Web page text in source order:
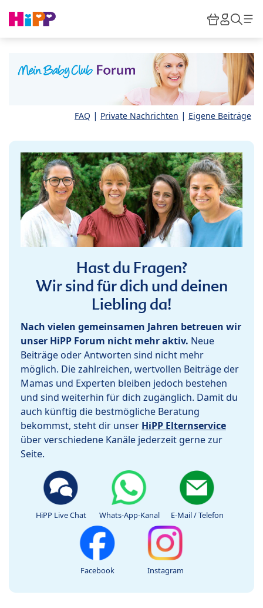
HiPP
FAQ | Private Nachrichten | Eigene Beiträge
Hast du Fragen?
Wir sind für dich und deinen
Liebling da!
Nach vielen gemeinsamen Jahren betreuen wir
unser HiPP Forum nicht mehr aktiv. Neue
Beiträge oder Antworten sind nicht mehr
möglich. Die zahlreichen, wertvollen Beiträge der
Mamas und Experten bleiben jedoch bestehen
und sind weiterhin für dich zugänglich. Damit du
auch künftig die bestmögliche Beratung
bekommst, steht dir unser HiPP Elternservice
über verschiedene Kanäle jederzeit gerne zur
Seite.
HiPP Live Chat Whats-App-Kanal E-Mail / Telefon
Facebook Instagram